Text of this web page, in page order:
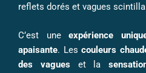
reflets dorés et vagues
C’est uneexpérience
apaisante. Lescouleurs
des vagueset la